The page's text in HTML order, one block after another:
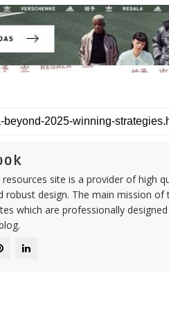
site is a provider of high
robust design. The main mission
which are professionally